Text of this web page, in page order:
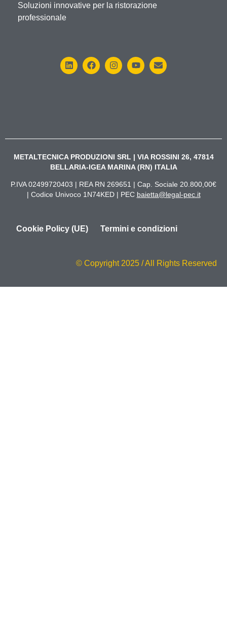
Soluzioni innovative per la ristorazione
professionale
METALTECNICA PRODUZIONI SRL | VIA ROSSINI 26, 47814
BELLARIA-IGEA MARINA (RN) ITALIA
P.IVA 02499720403 | REA RN 269651 | Cap. Sociale 20.800,00€
| Codice Univoco 1N74KED | PEC baietta@legal-pec.it
Cookie Policy (UE) Termini e condizioni
© Copyright 2025 / All Rights Reserved